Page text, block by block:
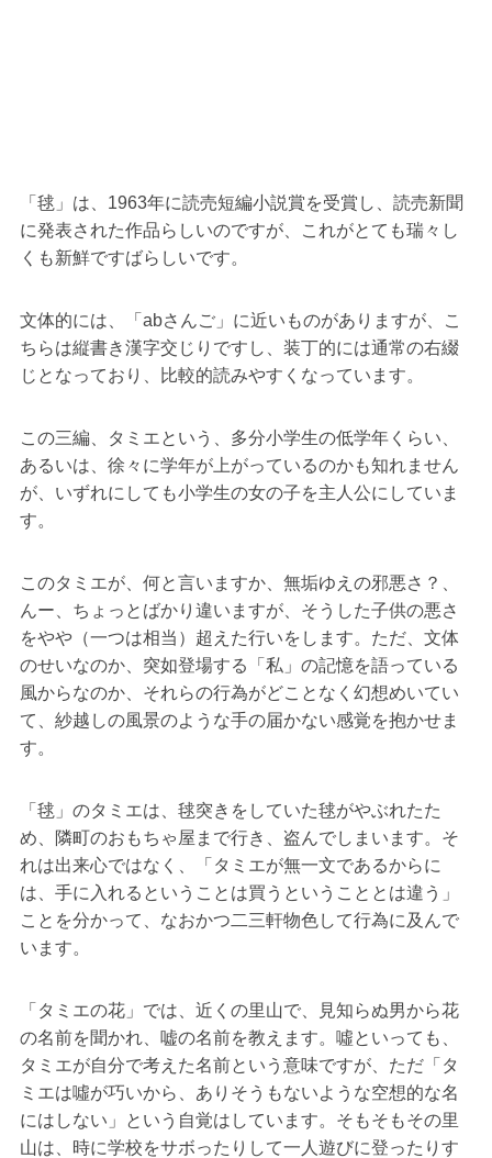
「毬」は、1963年に読売短編小説賞を受賞し、読売新聞
に発表された作品らしいのですが、これがとても瑞々し
くも新鮮ですばらしいです。
文体的には、「abさんご」に近いものがありますが、こ
ちらは縦書き漢字交じりですし、装丁的には通常の右綴
じとなっており、比較的読みやすくなっています。
この三編、タミエという、多分小学生の低学年くらい、
あるいは、徐々に学年が上がっているのかも知れません
が、いずれにしても小学生の女の子を主人公にしていま
す。
このタミエが、何と言いますか、無垢ゆえの邪悪さ？、
んー、ちょっとばかり違いますが、そうした子供の悪さ
をやや（一つは相当）超えた行いをします。ただ、文体
のせいなのか、突如登場する「私」の記憶を語っている
風からなのか、それらの行為がどことなく幻想めいてい
て、紗越しの風景のような手の届かない感覚を抱かせま
す。
「毬」のタミエは、毬突きをしていた毬がやぶれたた
め、隣町のおもちゃ屋まで行き、盗んでしまいます。そ
れは出来心ではなく、「タミエが無一文であるからに
は、手に入れるということは買うということとは違う」
ことを分かって、なおかつ二三軒物色して行為に及んで
います。
「タミエの花」では、近くの里山で、見知らぬ男から花
の名前を聞かれ、嘘の名前を教えます。噓といっても、
タミエが自分で考えた名前という意味ですが、ただ「タ
ミエは噓が巧いから、ありそうもないような空想的な名
にはしない」という自覚はしています。そもそもその里
山は、時に学校をサボったりして一人遊びに登ったりす